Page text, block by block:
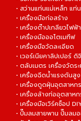
• สว่านแท่นแม่เหล็ก แท่
• เครื่องมือก่อสร้าง
• เครื่องต๊าปเกลียวไฟฟ้า
• เครื่องมือออโตเมทีฟ
• เครื่องมือวัดละเอียด
• เวอร์เนียคาลิปเปอร์ ดิ
• ตลับเมตร เครื่องวัดระ
• เครื่องฉีดน้ำแรงดันสูง
• เครื่องดูดฝุ่นอุตสาหก
• เครื่องล้างท่ออุตสาห
• เครื่องมือเวิร์คช็อป
• ปั๊มลมสายพาน ปั๊มล